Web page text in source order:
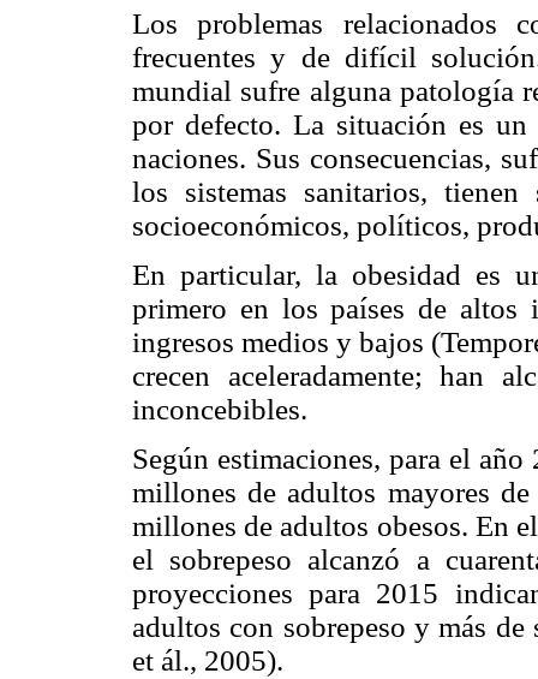
Los problemas relacionados
frecuentes y de difícil
mundial sufre alguna patología
por defecto. La situación es
naciones. Sus consecuencias,
los sistemas sanitarios,
socioeconómicos, políticos,
En particular, la obesidad es
primero en los países de altos
ingresos medios y bajos
crecen aceleradamente; han
inconcebibles.
Según estimaciones, para el
millones de adultos mayores
millones de adultos obesos. En
el sobrepeso alcanzó a
proyecciones para 2015
adultos con sobrepeso y más
et ál., 2005).